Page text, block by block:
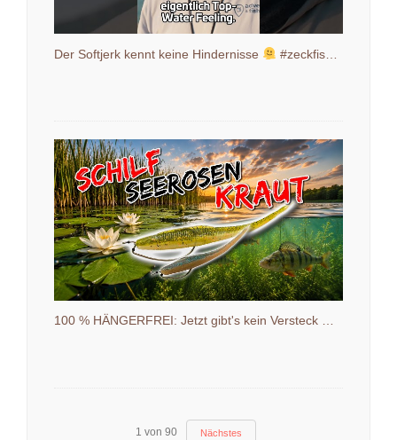
Der Softjerk kennt keine Hindernisse #zeckfishing #shakystick #barschangeln
1 von 90 Nächstes